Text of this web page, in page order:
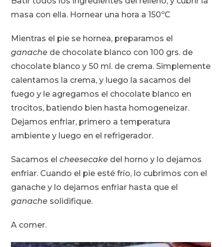
masa con ella. Hornear una hora a 150ºC
Mientras el pie se hornea, preparamos el
ganache de chocolate blanco con 100 grs. de
chocolate blanco y 50 ml. de crema. Simplemente
calentamos la crema, y luego la sacamos del
fuego y le agregamos el chocolate blanco en
trocitos, batiendo bien hasta homogeneizar.
Dejamos enfriar, primero a temperatura
ambiente y luego en el refrigerador.
Sacamos elcheesecake del horno y lo dejamos
enfriar. Cuando el pie esté frío, lo cubrimos con el
ganache y lo dejamos enfriar hasta que el
ganache solidifique.
A comer.